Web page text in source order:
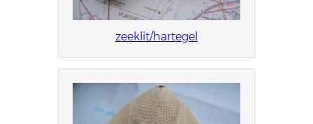
zeeklit/hartegel